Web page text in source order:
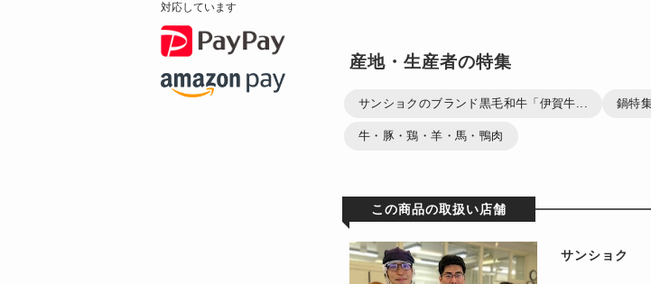
産地・生産者の特集
サンショクのブランド黒毛和牛「伊賀牛... 鍋特
牛・豚・鶏・羊・馬・鴨肉
この商品の取扱い店舗
サンショク
対応しています